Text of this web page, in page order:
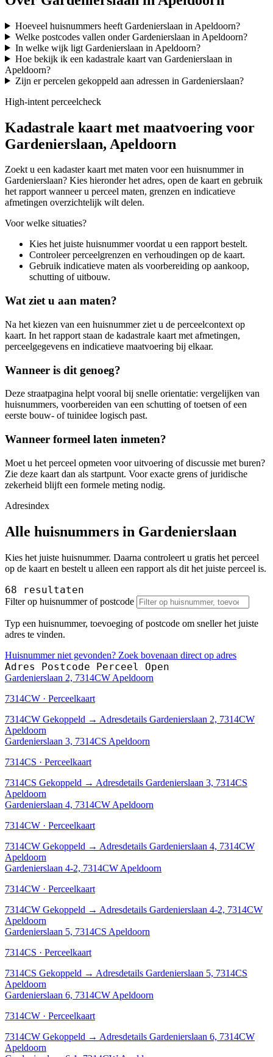
Hoeveel huisnummers heeft Gardenierslaan in Apeldoorn?
Welke postcodes vallen onder Gardenierslaan in Apeldoorn?
In welke wijk ligt Gardenierslaan in Apeldoorn?
Hoe bekijk ik een kadastrale kaart van Gardenierslaan in
Apeldoorn?
Zijn er percelen gekoppeld aan adressen in Gardenierslaan?
High-intent perceelcheck
Kadastrale kaart met maatvoering voor
Gardenierslaan, Apeldoorn
Zoekt u een kadaster kaart met maten voor een huisnummer in
Gardenierslaan? Kies hieronder het adres, open de kaart en gebruik
het rapport wanneer u perceel maten, grenzen en indicatieve
afmetingen overzichtelijk wilt delen.
Voor welke situaties?
Kies het juiste huisnummer voordat u een rapport bestelt.
Controleer perceelgrenzen en verhoudingen op de kaart.
Gebruik indicatieve maten als voorbereiding op aankoop,
schutting of uitbouw.
Wat ziet u aan maten?
Na het kiezen van een huisnummer ziet u de perceelcontext op
kaart. In het rapport staan de kadastrale kaart met afmetingen,
perceelgegevens en indicatieve maatvoering bij elkaar.
Wanneer is dit genoeg?
Deze straatpagina helpt vooral bij snelle orientatie: vergelijken van
huisnummers, voorbereiden van een schutting of toetsen of een
eerste bouw- of tuinidee logisch past.
Wanneer formeel laten inmeten?
Moet u het perceel opmeten voor uitvoering of discussie met buren?
Zie deze kaart dan als startpunt. Voor exacte grens of juridische
zekerheid blijft een formele meting nodig.
Adresindex
Alle huisnummers in Gardenierslaan
Kies het juiste huisnummer. Daarna controleert u gratis het perceel
op de kaart en bestelt u alleen een rapport als dit het juiste perceel is.
68 resultaten
Filter op huisnummer of postcode
Typ een huisnummer, toevoeging of postcode om sneller het juiste
adres te vinden.
Huisnummer niet gevonden? Zoek bovenaan direct op adres
Adres Postcode Perceel Open
Gardenierslaan 2, 7314CW Apeldoorn
7314CW · Perceelkaart
7314CW Gekoppeld → Adresdetails Gardenierslaan 2, 7314CW
Apeldoorn
Gardenierslaan 3, 7314CS Apeldoorn
7314CS · Perceelkaart
7314CS Gekoppeld → Adresdetails Gardenierslaan 3, 7314CS
Apeldoorn
Gardenierslaan 4, 7314CW Apeldoorn
7314CW · Perceelkaart
7314CW Gekoppeld → Adresdetails Gardenierslaan 4, 7314CW
Apeldoorn
Gardenierslaan 4-2, 7314CW Apeldoorn
7314CW · Perceelkaart
7314CW Gekoppeld → Adresdetails Gardenierslaan 4-2, 7314CW
Apeldoorn
Gardenierslaan 5, 7314CS Apeldoorn
7314CS · Perceelkaart
7314CS Gekoppeld → Adresdetails Gardenierslaan 5, 7314CS
Apeldoorn
Gardenierslaan 6, 7314CW Apeldoorn
7314CW · Perceelkaart
7314CW Gekoppeld → Adresdetails Gardenierslaan 6, 7314CW
Apeldoorn